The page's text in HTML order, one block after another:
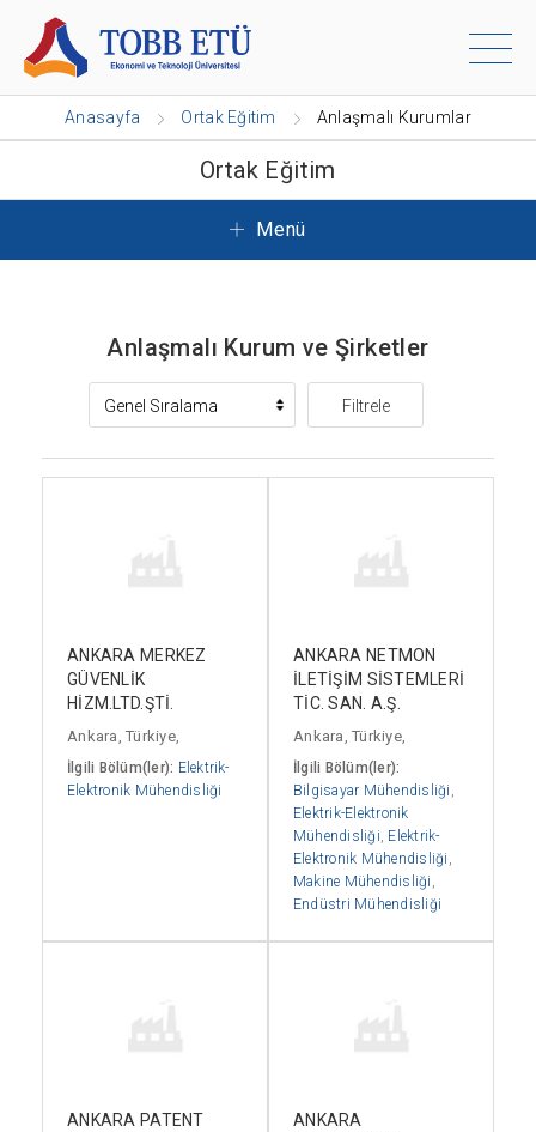
Anasayfa Ortak Eğitim Anlaşmalı Kurumlar
Ortak Eğitim
Menü
Anlaşmalı Kurum ve Şirketler
Filtrele
ANKARA MERKEZ
GÜVENLİK
HİZM.LTD.ŞTİ.
Ankara, Türkiye,
İlgili Bölüm(ler): Elektrik-
Elektronik Mühendisliği
ANKARA NETMON
İLETİŞİM SİSTEMLERİ
TİC. SAN. A.Ş.
Ankara, Türkiye,
İlgili Bölüm(ler):
Bilgisayar Mühendisliği ,
Elektrik-Elektronik
Mühendisliği, Elektrik-
Elektronik Mühendisliği ,
Makine Mühendisliği ,
Endüstri Mühendisliği
ANKARA PATENT
ANKARA